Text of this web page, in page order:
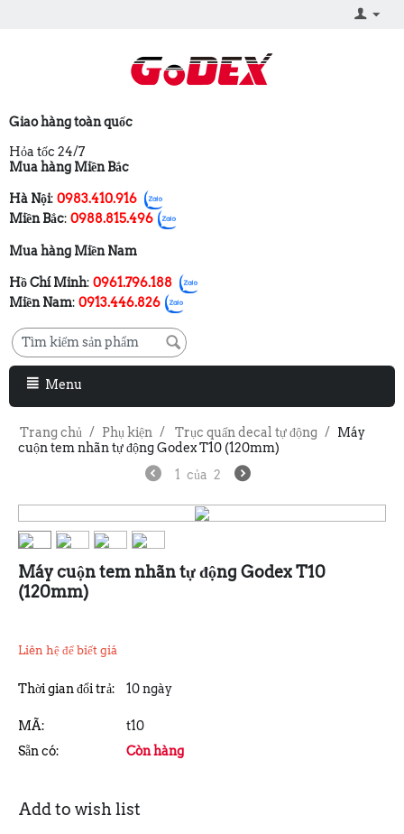
Giao hàng toàn quốc
Hỏa tốc 24/7
Mua hàng Miền Bắc
Hà Nội: 0983.410.916
Miền Bắc: 0988.815.496
Mua hàng Miền Nam
Hồ Chí Minh: 0961.796.188
Miền Nam: 0913.446.826
Menu
Trang chủ / Phụ kiện / Trục quấn decal tự động /
Máy
cuộn tem nhãn tự động Godex T10 (120mm)
1 của 2
Máy cuộn tem nhãn tự động Godex T10
(120mm)
Liên hệ để biết giá
Thời gian đổi trả: 10 ngày
MÃ:
t10
Sẵn có:
Còn hàng
Add to wish list